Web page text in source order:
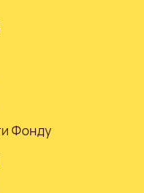
Фонду